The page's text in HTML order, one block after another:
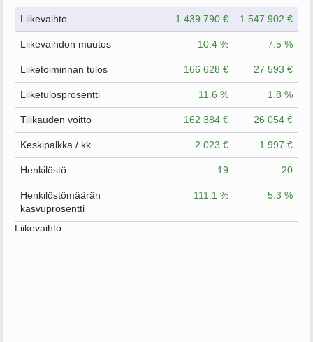
Liikevaihto 1 439 790 € 1 547 902 €
Liikevaihdon muutos 10.4 % 7.5 %
Liiketoiminnan tulos 166 628 € 27 593 €
Liiketulosprosentti 11.6 % 1.8 %
Tilikauden voitto 162 384 € 26 054 €
Keskipalkka / kk 2 023 € 1 997 €
Henkilöstö 19 20
Henkilöstömäärän
kasvuprosentti
111.1 % 5.3 %
Liikevaihto